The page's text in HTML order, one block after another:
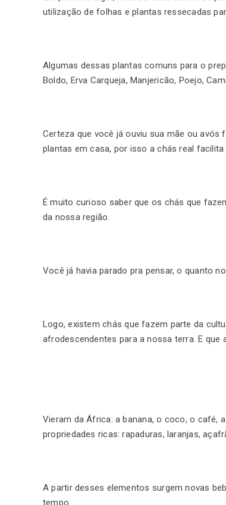
utilização de folhas e plantas ressecadas
Algumas dessas plantas comuns para o
Boldo, Erva Carqueja, Manjericão, Poejo,
Certeza que você já ouviu sua mãe ou
plantas em casa, por isso a chás real
É muito curioso saber que os chás que
da nossa região.
Você já havia parado pra pensar, o quanto
Logo, existem chás que fazem parte da
afrodescendentes para a nossa terra. E
Vieram da África: a banana, o coco, o café,
propriedades ricas: rapaduras, laranjas,
A partir desses elementos surgem novas